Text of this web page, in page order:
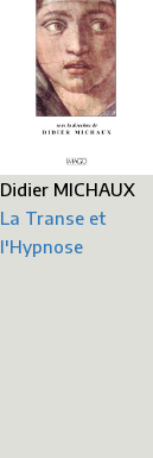
Didier MICHAUX
La Transe et
l'Hypnose